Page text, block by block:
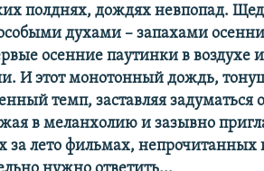
полднях, дождях невпопад.
духами – запахами
осенние паутинки в воздухе
И этот монотонный дождь,
темп, заставляя задуматься
в меланхолию и зазывно
за лето фильмах, непрочитанных